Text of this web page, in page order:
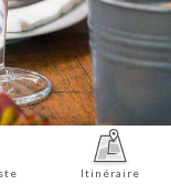
Itinéraire